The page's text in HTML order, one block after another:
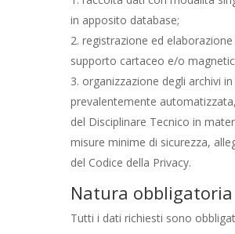
in apposito database;
registrazione ed elaborazione
supporto cartaceo e/o
organizzazione degli archivi
prevalentemente
del Disciplinare Tecnico in
misure minime di sicurezza,
del Codice della Privacy.
Natura obbligatoria
Tutti i dati richiesti sono